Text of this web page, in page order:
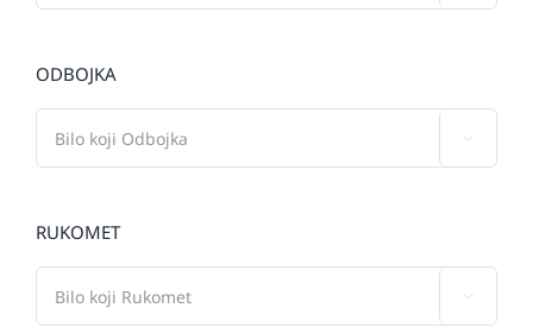
ODBOJKA
RUKOMET